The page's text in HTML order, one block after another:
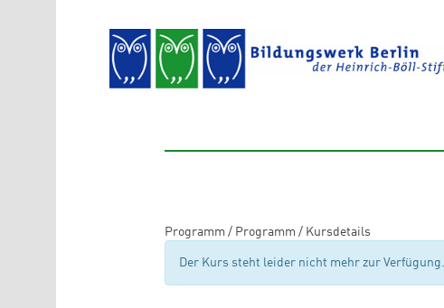
Programm / Programm / Kursdetails
Der Kurs steht leider nicht mehr zur Verfügung.